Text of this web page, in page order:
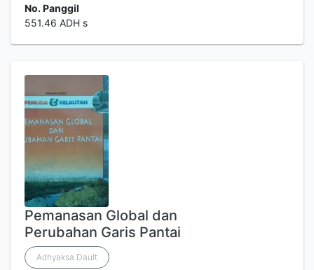
No. Panggil
551.46 ADH s
Pemanasan Global dan
Perubahan Garis Pantai
Adhyaksa Dault